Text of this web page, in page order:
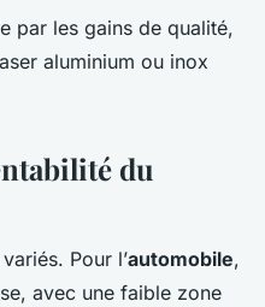
par les gains de qualité,
aluminium ou inox
du
Pour l’automobile,
avec une faible zone